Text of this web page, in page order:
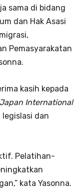
sama di bidang
dan Hak Asasi
Pemasyarakatan
kasih kepada
Japan International
dan
Pelatihan-
kata Yasonna.